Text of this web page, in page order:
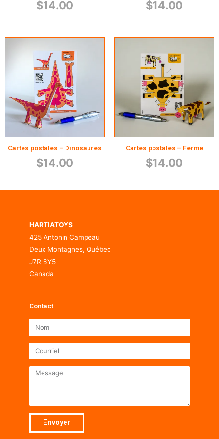
$14.00 $14.00
Cartes postales – Dinosaures
$14.00
Cartes postales – Ferme
$14.00
HARTIATOYS
425 Antonin Campeau
Deux Montagnes, Québec
J7R 6Y5
Canada
Contact
Nom
Courriel
Message
Envoyer